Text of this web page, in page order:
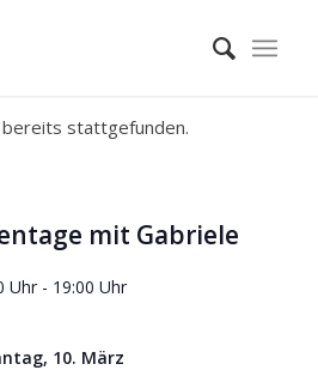
stattgefunden.
mit Gabriele
Uhr - 19:00 Uhr
10. März